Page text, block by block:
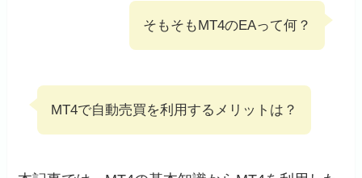
そもそもMT4のEAって何？
MT4で自動売買を利用するメリットは？